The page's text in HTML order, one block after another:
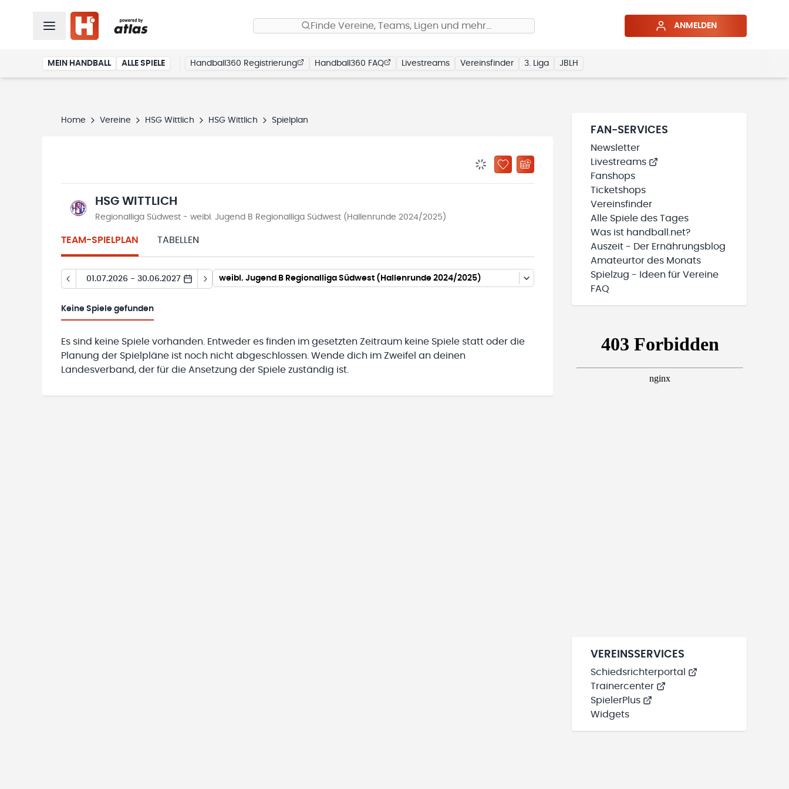
Finde Vereine, Teams, Ligen und mehr… ANMELDEN
MEIN HANDBALL ALLE SPIELE Handball360 Registrierung Handball360 FAQ Livestreams Vereinsfinder 3. Liga JBLH
Home Vereine HSG Wittlich HSG Wittlich Spielplan
BENACHRICHTIGUNGSSTATUS WIRD GELADEN
ZU „MEINE TEAMS“ HINZUFÜGEN
HSG WITTLICH
Regionalliga Südwest - weibl. Jugend B Regionalliga Südwest (Hallenrunde 2024/2025)
TEAM-SPIELPLAN TABELLEN
01.07.2026 - 30.06.2027 weibl. Jugend B Regionalliga Südwest (Hallenrunde 2024/2025)
Keine Spiele gefunden
Es sind keine Spiele vorhanden. Entweder es finden im gesetzten Zeitraum keine Spiele statt oder die
Planung der Spielpläne ist noch nicht abgeschlossen. Wende dich im Zweifel an deinen
Landesverband, der für die Ansetzung der Spiele zuständig ist.
FAN-SERVICES
Newsletter
Livestreams
Fanshops
Ticketshops
Vereinsfinder
Alle Spiele des Tages
Was ist handball.net?
Auszeit - Der Ernährungsblog
Amateurtor des Monats
Spielzug - Ideen für Vereine
FAQ
VEREINSSERVICES
Schiedsrichterportal
Trainercenter
SpielerPlus
Widgets